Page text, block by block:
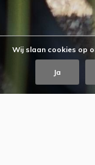
Wij slaan cookies op
Ja